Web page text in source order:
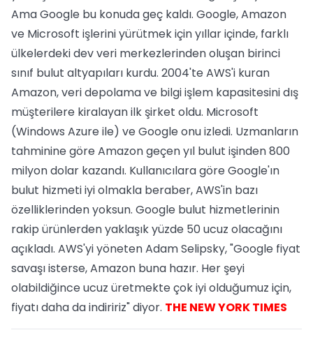
Ama Google bu konuda geç kaldı. Google, Amazon
ve Microsoft işlerini yürütmek için yıllar içinde, farklı
ülkelerdeki dev veri merkezlerinden oluşan birinci
sınıf bulut altyapıları kurdu. 2004'te AWS'i kuran
Amazon, veri depolama ve bilgi işlem kapasitesini dış
müşterilere kiralayan ilk şirket oldu. Microsoft
(Windows Azure ile) ve Google onu izledi. Uzmanların
tahminine göre Amazon geçen yıl bulut işinden 800
milyon dolar kazandı. Kullanıcılara göre Google'ın
bulut hizmeti iyi olmakla beraber, AWS'in bazı
özelliklerinden yoksun. Google bulut hizmetlerinin
rakip ürünlerden yaklaşık yüzde 50 ucuz olacağını
açıkladı. AWS'yi yöneten Adam Selipsky, "Google fiyat
savaşı isterse, Amazon buna hazır. Her şeyi
olabildiğince ucuz üretmekte çok iyi olduğumuz için,
fiyatı daha da indiririz" diyor. THE NEW YORK TIMES